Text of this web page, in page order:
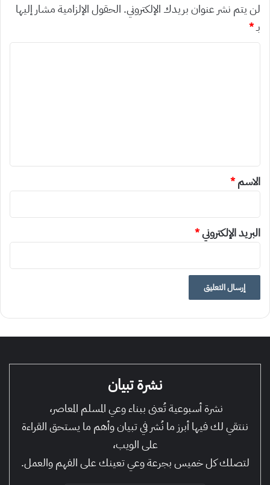
لن يتم نشر عنوان بريدك الإلكتروني. الحقول الإلزامية مشار إليها
بـ*
*
الاسم*
البريد الإلكتروني*
نشرة تبيان
نشرة أسبوعية تُعنى ببناء وعي المسلم المعاصر،
ننتقي لك فيها أبرز ما نُشر في تبيان وأهم ما يستحق القراءة
على الويب،
لتصلك كل خميس بجرعة وعي تعينك على الفهم والعمل.